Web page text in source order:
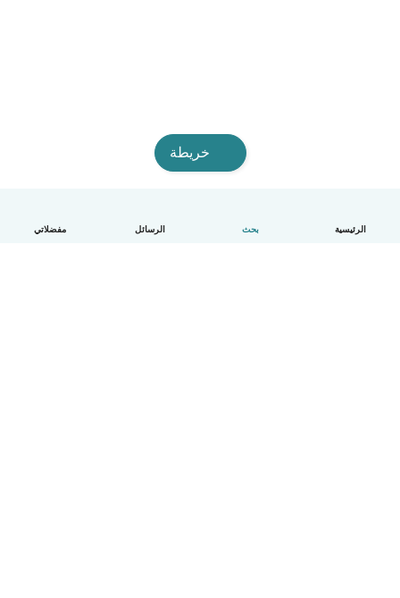
الرئيسية بحث الرسائل مفضلاتي
خريطة